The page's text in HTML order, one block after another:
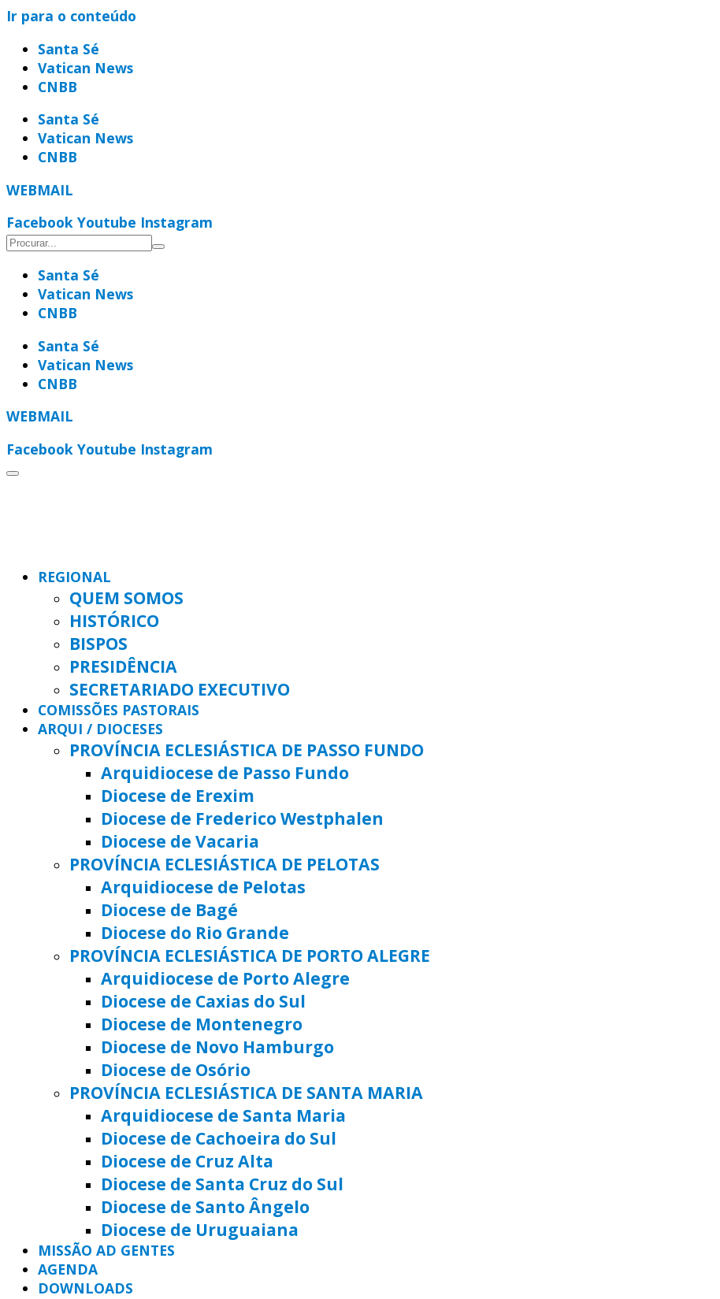
Ir para o conteúdo
Santa Sé
Vatican News
CNBB
Santa Sé
Vatican News
CNBB
WEBMAIL
Facebook Youtube Instagram
Santa Sé
Vatican News
CNBB
Santa Sé
Vatican News
CNBB
WEBMAIL
Facebook Youtube Instagram
REGIONAL
QUEM SOMOS
HISTÓRICO
BISPOS
PRESIDÊNCIA
SECRETARIADO EXECUTIVO
COMISSÕES PASTORAIS
ARQUI / DIOCESES
PROVÍNCIA ECLESIÁSTICA DE PASSO FUNDO
Arquidiocese de Passo Fundo
Diocese de Erexim
Diocese de Frederico Westphalen
Diocese de Vacaria
PROVÍNCIA ECLESIÁSTICA DE PELOTAS
Arquidiocese de Pelotas
Diocese de Bagé
Diocese do Rio Grande
PROVÍNCIA ECLESIÁSTICA DE PORTO ALEGRE
Arquidiocese de Porto Alegre
Diocese de Caxias do Sul
Diocese de Montenegro
Diocese de Novo Hamburgo
Diocese de Osório
PROVÍNCIA ECLESIÁSTICA DE SANTA MARIA
Arquidiocese de Santa Maria
Diocese de Cachoeira do Sul
Diocese de Cruz Alta
Diocese de Santa Cruz do Sul
Diocese de Santo Ângelo
Diocese de Uruguaiana
MISSÃO AD GENTES
AGENDA
DOWNLOADS